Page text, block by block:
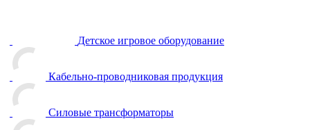
Детское игровое оборудование
Кабельно-проводниковая продукция
Силовые трансформаторы